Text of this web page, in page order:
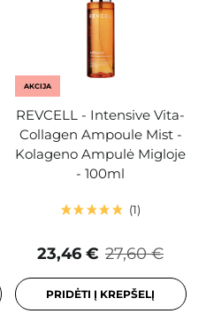
AKCIJA
REVCELL - Intensive Vita-
Collagen Ampoule Mist -
Kolageno Ampulė Migloje
- 100ml
1
27,60 €
23,46 €
PRIDĖTI Į KREPŠELĮ